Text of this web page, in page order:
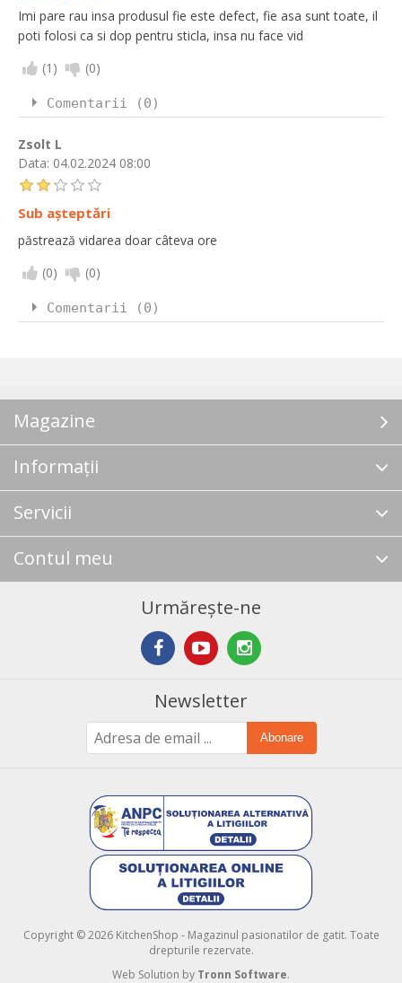
Imi pare rau insa produsul fie este defect, fie asa sunt toate, il
poti folosi ca si dop pentru sticla, insa nu face vid
(1 ) (0)
Comentarii (0)
Zsolt L
Data: 04.02.2024 08:00
Sub așteptări
păstrează vidarea doar câteva ore
(0) (0)
Comentarii (0)
Magazine
Informații
Servicii
Contul meu
Urmărește-ne
Newsletter
Abonare
Copyright © 2026 KitchenShop - Magazinul pasionatilor de gatit. Toate
drepturile rezervate.
Web Solution by Tronn Software.